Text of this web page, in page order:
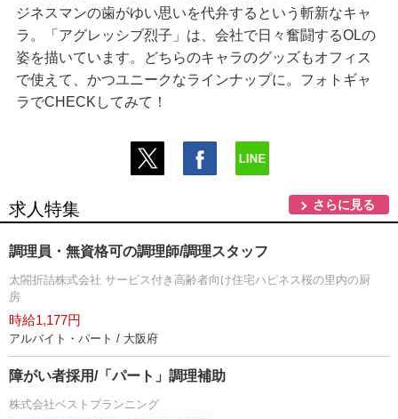
ジネスマンの歯がゆい思いを代弁するという斬新なキャ
ラ。「アグレッシブ烈子」は、会社で日々奮闘するOLの
姿を描いています。どちらのキャラのグッズもオフィス
で使えて、かつユニークなラインナップに。フォトギャ
ラでCHECKしてみて！
求人特集 さらに見る
調理員・無資格可の調理師/調理スタッフ
太閤折詰株式会社 サービス付き高齢者向け住宅ハピネス桜の里内の厨
房
時給1,177円
アルバイト・パート / 大阪府
障がい者採用/「パート」調理補助
株式会社ベストプランニング